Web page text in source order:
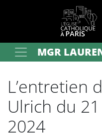
Votre recherche
MGR
L’entretien
Ulrich du
2024
Panneau de gestion des